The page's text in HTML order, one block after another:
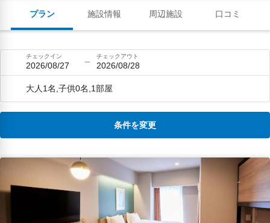
プラン 施設情報 周辺施設 口コミ
チェックイン
2026/08/27
チェックアウト
2026/08/28
大人1名,子供0名,1部屋
条件を変更